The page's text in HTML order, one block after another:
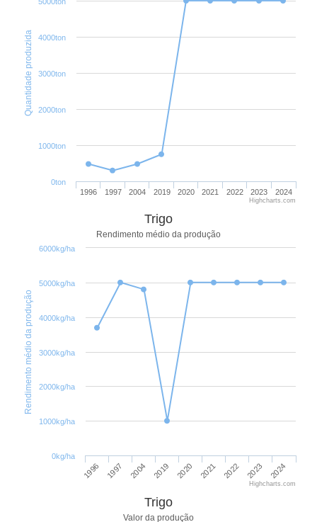
Quantidade produzida
1996 1997 2004 2019 2020 2021 2022 2023 2024
0ton
1000ton
2000ton
3000ton
4000ton
Highcharts.com
Rendimento médio da produção
Trigo
Rendimento médio da produção
1996 1997 2004 2019 2020 2021 2022 2023 2024
0kg/ha
1000kg/ha
2000kg/ha
3000kg/ha
4000kg/ha
5000kg/ha
6000kg/ha
Highcharts.com
Trigo
Valor da produção